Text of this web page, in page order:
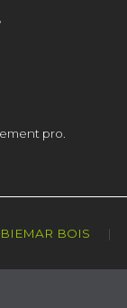
pro.
BIEMAR BOIS |